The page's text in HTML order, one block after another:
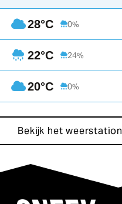
28°C 0%
22°C 24%
20°C 0%
Bekijk het weerstation